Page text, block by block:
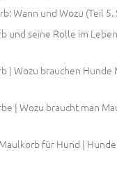
Wann und Wozu (Teil 5.
und seine Rolle im
| Wozu brauchen Hunde
| Wozu braucht man
für Hund |